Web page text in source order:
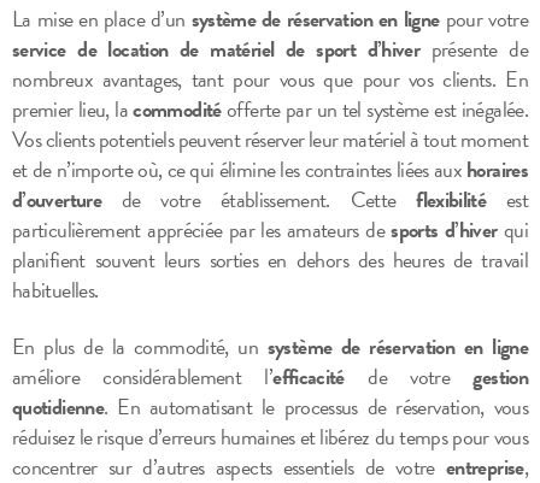
La mise en place d’un système de réservation en lignepour votre
service de location de matériel de sport d’hiverprésente de
nombreux avantages, tant pour vous que pour vos clients. En
premier lieu, lacommoditéofferte par un tel système est inégalée.
Vos clients potentiels peuvent réserver leur matériel à tout moment
et de n’importe où, ce qui élimine les contraintes liées auxhoraires
d’ouverturede votre établissement. Cetteflexibilitéest
particulièrement appréciée par les amateurs desports d’hiverqui
planifient souvent leurs sorties en dehors des heures de travail
habituelles.
En plus de la commodité, un système de réservation en ligne
améliore considérablement l’efficacitéde votregestion
quotidienne. En automatisant le processus de réservation, vous
réduisez le risque d’erreurs humaines et libérez du temps pour vous
concentrer sur d’autres aspects essentiels de votreentreprise,